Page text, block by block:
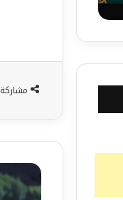
مشاركة